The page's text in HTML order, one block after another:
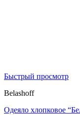
Быстрый просмотр
Belashoff
Одеяло хлопковое